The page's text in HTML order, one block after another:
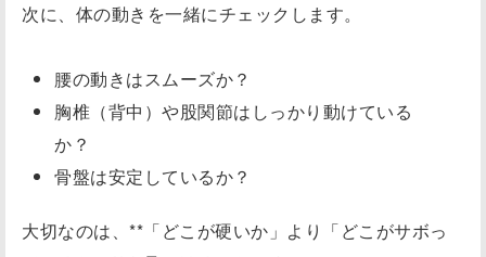
次に、体の動きを一緒にチェックします。
腰の動きはスムーズか？
胸椎（背中）や股関節はしっかり動けている
か？
骨盤は安定しているか？
大切なのは、**「どこが硬いか」より「どこがサボっ